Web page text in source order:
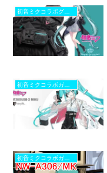
初音ミクコラボグッズ
初音ミクコラボガジェット
初音ミクコラボガジェット